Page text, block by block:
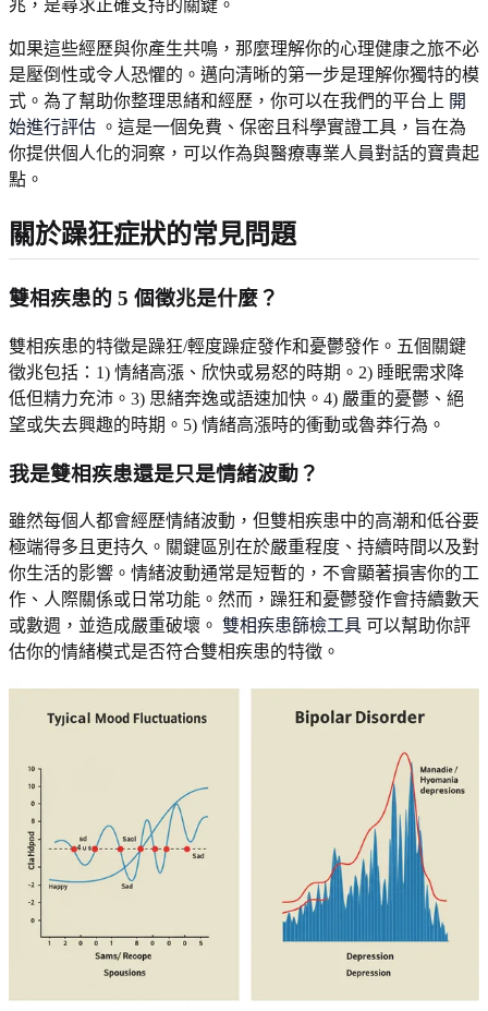
兆，是尋求正確支持的關鍵。
如果這些經歷與你產生共鳴，那麼理解你的心理健康之旅不必
是壓倒性或令人恐懼的。邁向清晰的第一步是理解你獨特的模
式。為了幫助你整理思緒和經歷，你可以在我們的平台上 開
始進行評估 。這是一個免費、保密且科學實證工具，旨在為
你提供個人化的洞察，可以作為與醫療專業人員對話的寶貴起
點。
關於躁狂症狀的常見問題
雙相疾患的 5 個徵兆是什麼？
雙相疾患的特徵是躁狂/輕度躁症發作和憂鬱發作。五個關鍵
徵兆包括：1) 情緒高漲、欣快或易怒的時期。2) 睡眠需求降
低但精力充沛。3) 思緒奔逸或語速加快。4) 嚴重的憂鬱、絕
望或失去興趣的時期。5) 情緒高漲時的衝動或魯莽行為。
我是雙相疾患還是只是情緒波動？
雖然每個人都會經歷情緒波動，但雙相疾患中的高潮和低谷要
極端得多且更持久。關鍵區別在於嚴重程度、持續時間以及對
你生活的影響。情緒波動通常是短暫的，不會顯著損害你的工
作、人際關係或日常功能。然而，躁狂和憂鬱發作會持續數天
或數週，並造成嚴重破壞。 雙相疾患篩檢工具 可以幫助你評
估你的情緒模式是否符合雙相疾患的特徵。